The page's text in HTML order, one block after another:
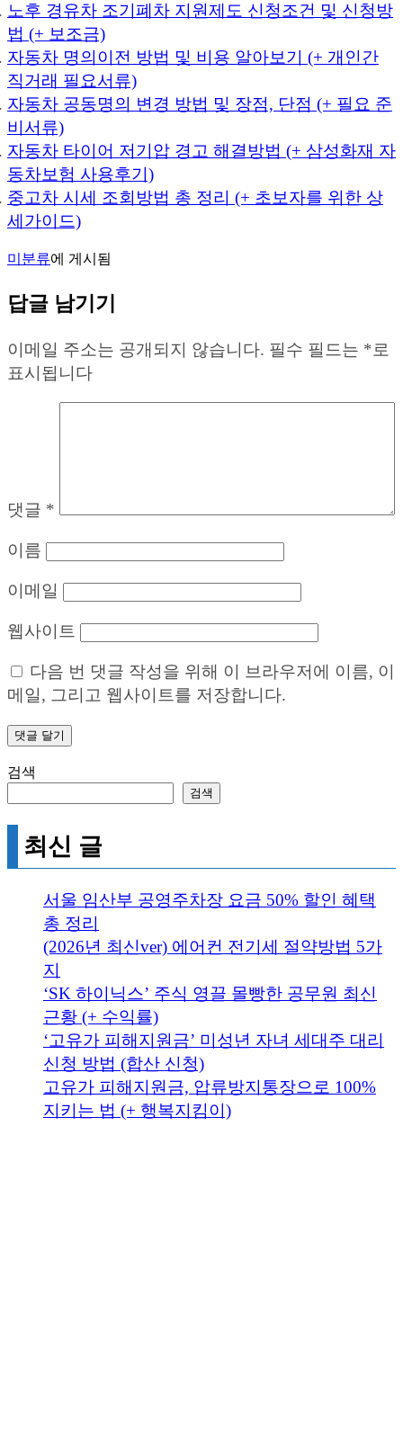
노후 경유차 조기폐차 지원제도 신청조건 및 신청방
법 (+ 보조금)
자동차 명의이전 방법 및 비용 알아보기 (+ 개인간
직거래 필요서류)
자동차 공동명의 변경 방법 및 장점, 단점 (+ 필요 준
비서류)
자동차 타이어 저기압 경고 해결방법 (+ 삼성화재 자
동차보험 사용후기)
중고차 시세 조회방법 총 정리 (+ 초보자를 위한 상
세가이드)
미분류에 게시됨
답글 남기기
이메일 주소는 공개되지 않습니다. 필수 필드는 *로
표시됩니다
댓글 *
이름
이메일
웹사이트
다음 번 댓글 작성을 위해 이 브라우저에 이름, 이
메일, 그리고 웹사이트를 저장합니다.
검색
검색
최신 글
서울 임산부 공영주차장 요금 50% 할인 혜택
총 정리
(2026년 최신ver) 에어컨 전기세 절약방법 5가
지
‘SK 하이닉스’ 주식 영끌 몰빵한 공무원 최신
근황 (+ 수익률)
‘고유가 피해지원금’ 미성년 자녀 세대주 대리
신청 방법 (합산 신청)
고유가 피해지원금, 압류방지통장으로 100%
지키는 법 (+ 행복지킴이)